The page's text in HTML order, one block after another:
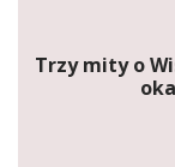
Trzy mity o